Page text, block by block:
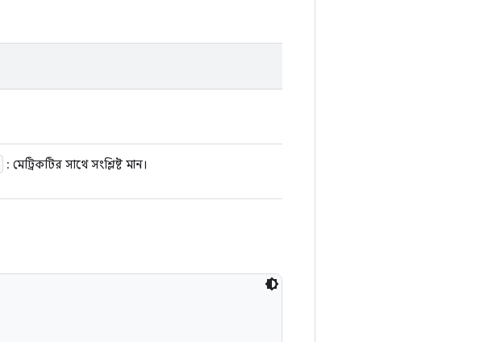
: মেট্রিকটির সাথে সংশ্লিষ্ট মান।